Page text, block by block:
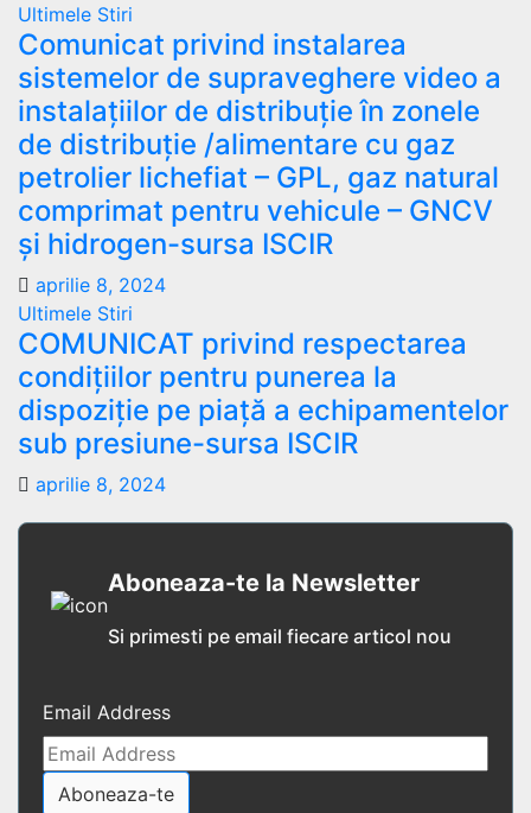
Ultimele Stiri
Comunicat privind instalarea
sistemelor de supraveghere video a
instalațiilor de distribuție în zonele
de distribuție /alimentare cu gaz
petrolier lichefiat – GPL, gaz natural
comprimat pentru vehicule – GNCV
și hidrogen-sursa ISCIR
aprilie 8, 2024
Ultimele Stiri
COMUNICAT privind respectarea
condiţiilor pentru punerea la
dispoziţie pe piaţă a echipamentelor
sub presiune-sursa ISCIR
aprilie 8, 2024
Aboneaza-te la Newsletter
Si primesti pe email fiecare articol nou
Email Address